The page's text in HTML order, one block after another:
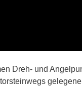
Dreh- und